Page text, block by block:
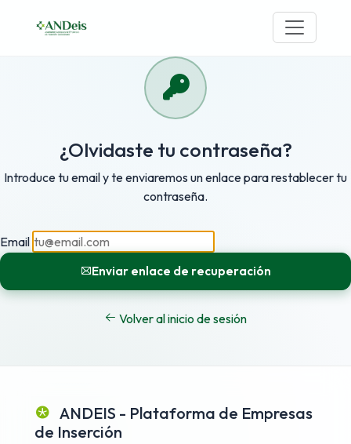
¿Olvidaste tu contraseña?
Introduce tu email y te enviaremos un enlace para restablecer tu
contraseña.
Email
Enviar enlace de recuperación
Volver al inicio de sesión
ANDEIS - Plataforma de Empresas
de Inserción